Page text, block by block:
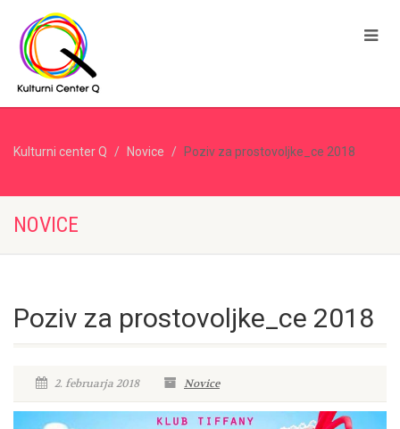
Kulturni center Q Novice Poziv za prostovoljke_ce 2018
NOVICE
Poziv za prostovoljke_ce 2018
2. februarja 2018 Novice